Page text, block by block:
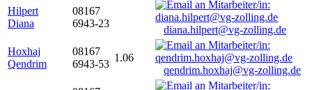
Hilpert
Diana
08167
6943-23
diana.hilpert@vg-zolling.de
Hoxhaj
Qendrim
08167
6943-53
1.06
qendrim.hoxhaj@vg-zolling.de